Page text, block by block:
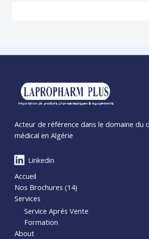
Acteur de référence dans le domaine du
médical en Algérie
Linkedin
Accueil
Nos Brochures (14)
Services
Service Aprés Vente
Formation
About